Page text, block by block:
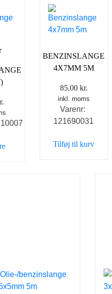
BENZINSLANGE
4X7MM 5M
85,00 kr.
inkl. moms
Varenr:
121690031
Tilføj til kurv